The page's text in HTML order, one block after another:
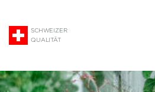
SCHWEIZER
QUALITÄT